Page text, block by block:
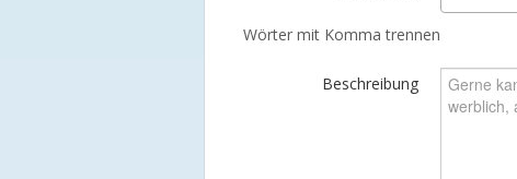
Wörter mit Komma trennen
Beschreibung